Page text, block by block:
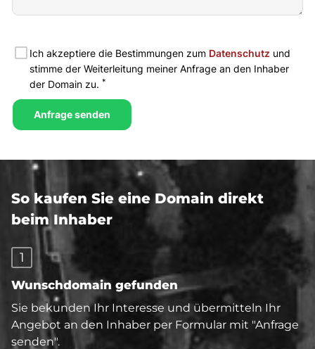
So kaufen Sie eine Domain direkt
beim Inhaber
1
Wunschdomain gefunden
Sie bekunden Ihr Interesse und übermitteln Ihr
Angebot an den Inhaber per Formular mit "Anfrage
senden".